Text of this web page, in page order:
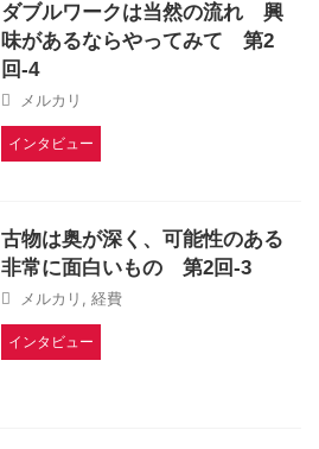
ダブルワークは当然の流れ 興
味があるならやってみて 第2
回-4
メルカリ
インタビュー
古物は奥が深く、可能性のある
非常に面白いもの 第2回-3
メルカリ 経費
インタビュー